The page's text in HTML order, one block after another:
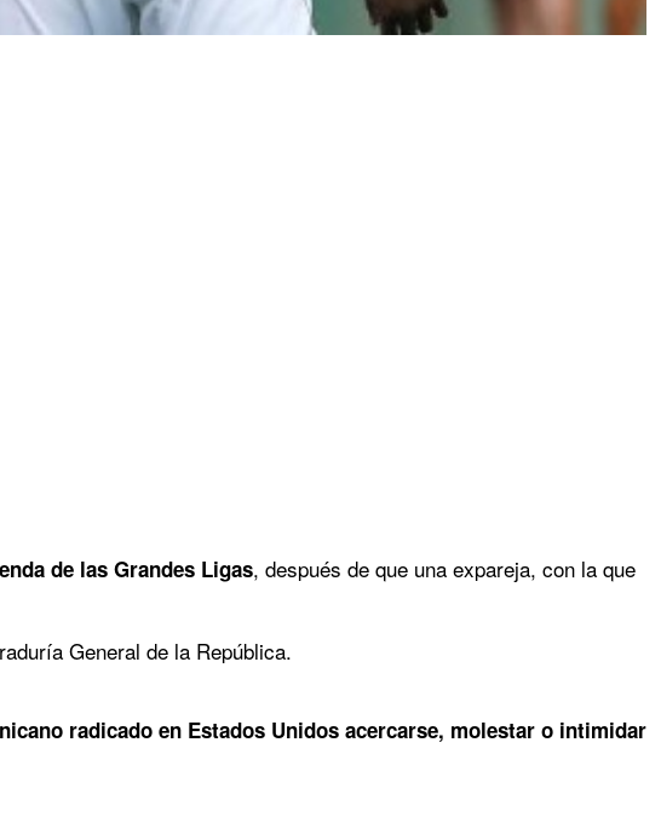
de las Grandes Ligas, después de que una expareja, con la que
General de la República.
radicado en Estados Unidos acercarse, molestar o intimidar